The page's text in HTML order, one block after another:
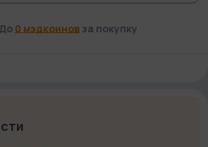
До 0 мэдкоиновза покупку